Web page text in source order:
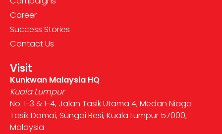
Career
Success Stories
Contact Us
Visit
Kunkwan Malaysia HQ
Kuala Lumpur
No. 1-3 & 1-4, Jalan Tasik Utama 4, Medan Niaga
Tasik Damai, Sungai Besi, Kuala Lumpur 57000,
Malaysia